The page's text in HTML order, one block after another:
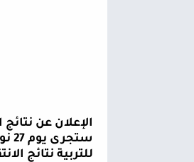
الإعلان عن نتائج
ستجرى يوم 27
للتربية نتائج